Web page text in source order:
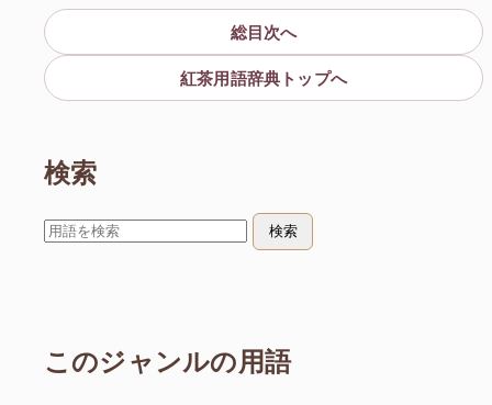
総目次へ
紅茶用語辞典トップへ
検索
検索: 検索
このジャンルの用語